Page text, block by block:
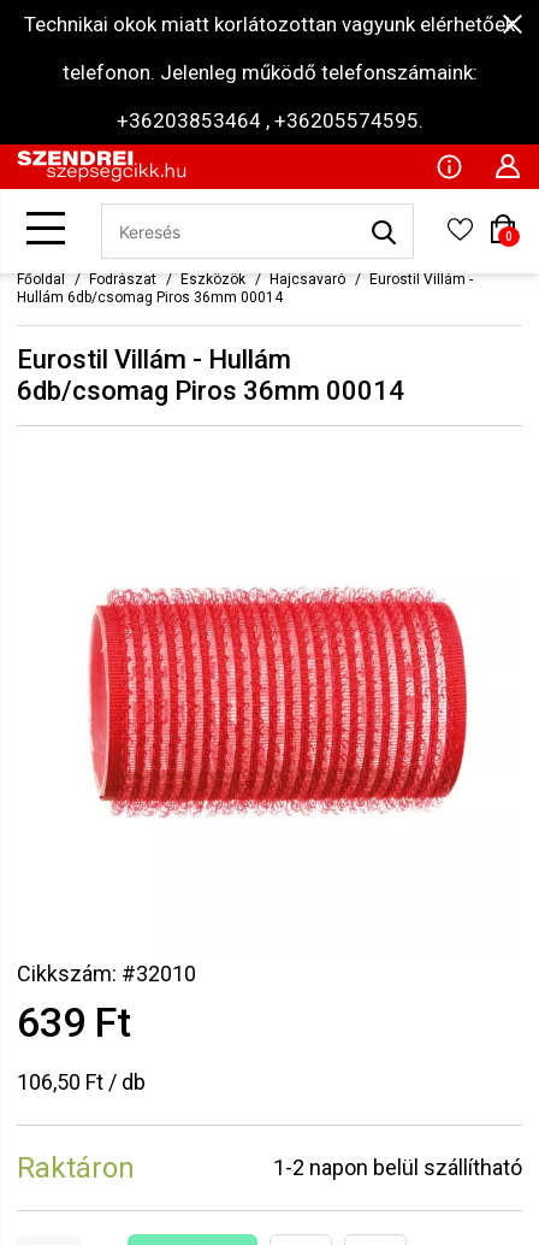
Technikai okok miatt korlátozottan vagyunk elérhetőek
telefonon. Jelenleg működő telefonszámaink:
+36203853464 , +36205574595.
0
Főoldal Fodrászat Eszközök Hajcsavaró
Eurostil Villám -
Hullám 6db/csomag Piros 36mm 00014
Eurostil Villám - Hullám
6db/csomag Piros 36mm 00014
Cikkszám: #32010
639 Ft
106,50 Ft / db
Raktáron 1-2 napon belül szállítható